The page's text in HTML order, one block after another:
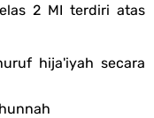
2 MI terdiri atas
hija'iyah secara